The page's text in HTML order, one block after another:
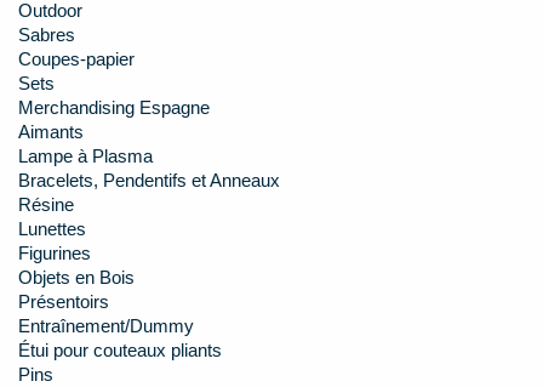
Outdoor
Sabres
Coupes-papier
Sets
Merchandising Espagne
Aimants
Lampe à Plasma
Bracelets, Pendentifs et Anneaux
Résine
Lunettes
Figurines
Objets en Bois
Présentoirs
Entraînement/Dummy
Étui pour couteaux pliants
Pins